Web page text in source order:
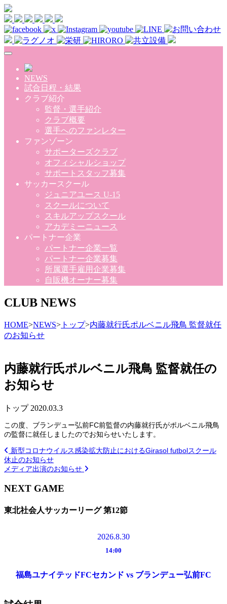
Skip to main content
NEWS
試合日程・結果
クラブ紹介
監督・選手紹介
クラブ概要
選手へのファンレター
ファンゾーン
サポーターズクラブ
オフィシャルショップ
サポートスタッフ募集
サッカースクール
ジュニアユース U-15
スクールについて
スキルアップスクール
アカデミーニュース
パートナー企業
パートナー企業一覧
パートナー企業募集
所属選手雇用企業募集
自販機オーナー募集
CLUB NEWS
HOME>NEWS> トップ>内藤就行氏ポルベニル飛鳥 監督就任
のお知らせ
内藤就行氏ポルベニル飛鳥 監督就任の
お知らせ
トップ 2020.03.3
この度、 ブランデュー弘前FC前監督の内藤就行氏がポルベニル飛鳥
の監督に就任しましたのでお知らせいたします。
新型コロナウイルス感染拡大防止におけるGirasol futbolスクール
休止のお知らせ
メディア出演のお知らせ
NEXT GAME
東北社会人サッカーリーグ 第12節
2026.8.30
14:00
福島ユナイテッドFCセカンド vs ブランデュー弘前FC